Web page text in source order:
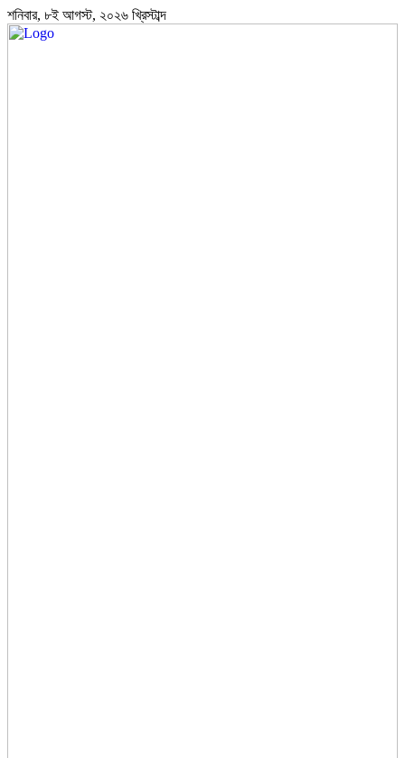
শনিবার, ৮ই আগস্ট, ২০২৬ খ্রিস্টাব্দ